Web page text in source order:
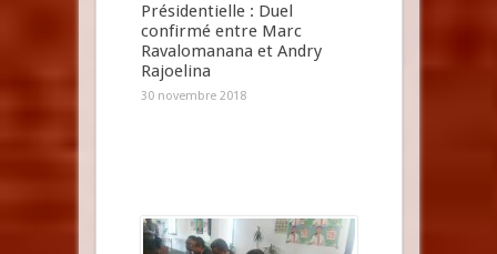
Présidentielle : Duel
confirmé entre Marc
Ravalomanana et Andry
Rajoelina
30 novembre 2018